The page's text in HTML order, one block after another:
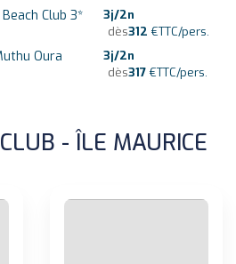
Club 3* 3j/2n
dès312 €TTC/pers.
Oura
3j/2n
dès317€TTC/pers.
- ÎLE MAURICE